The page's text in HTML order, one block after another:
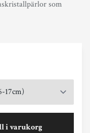
som
i varukorg